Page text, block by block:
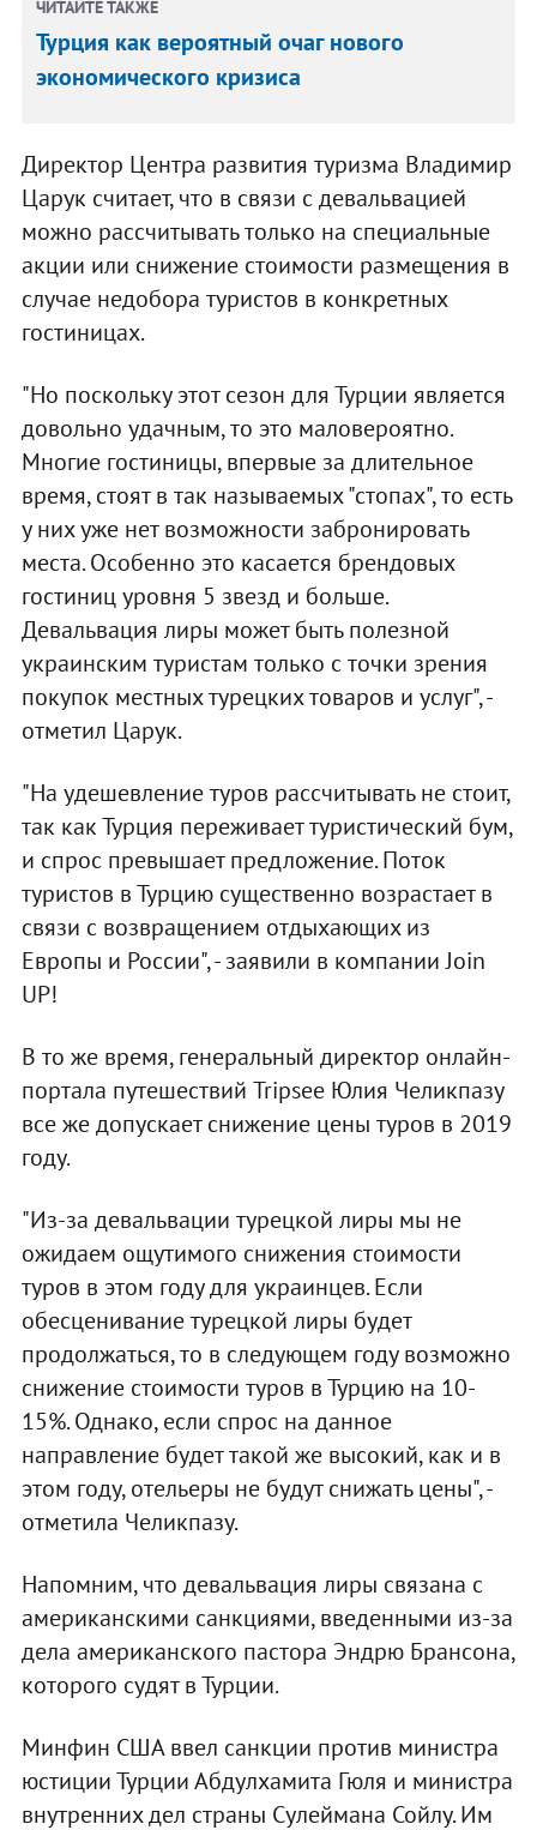
ЧИТАЙТЕ ТАКЖЕ
Турция как вероятный очаг нового
экономического кризиса
Директор Центра развития туризма Владимир
Царук считает, что в связи с девальвацией
можно рассчитывать только на специальные
акции или снижение стоимости размещения в
случае недобора туристов в конкретных
гостиницах.
"Но поскольку этот сезон для Турции является
довольно удачным, то это маловероятно.
Многие гостиницы, впервые за длительное
время, стоят в так называемых "стопах", то есть
у них уже нет возможности забронировать
места. Особенно это касается брендовых
гостиниц уровня 5 звезд и больше.
Девальвация лиры может быть полезной
украинским туристам только с точки зрения
покупок местных турецких товаров и услуг", -
отметил Царук.
"На удешевление туров рассчитывать не стоит,
так как Турция переживает туристический бум,
и спрос превышает предложение. Поток
туристов в Турцию существенно возрастает в
связи с возвращением отдыхающих из
Европы и России", - заявили в компании Join
UP!
В то же время, генеральный директор онлайн-
портала путешествий Tripsee Юлия Челикпазу
все же допускает снижение цены туров в 2019
году.
"Из-за девальвации турецкой лиры мы не
ожидаем ощутимого снижения стоимости
туров в этом году для украинцев. Если
обесценивание турецкой лиры будет
продолжаться, то в следующем году возможно
снижение стоимости туров в Турцию на 10-
15%. Однако, если спрос на данное
направление будет такой же высокий, как и в
этом году, отельеры не будут снижать цены", -
отметила Челикпазу.
Напомним, что девальвация лиры связана с
американскими санкциями, введенными из-за
дела американского пастора Эндрю Брансона,
которого судят в Турции.
Минфин США ввел санкции против министра
юстиции Турции Абдулхамита Гюля и министра
внутренних дел страны Сулеймана Сойлу. Им